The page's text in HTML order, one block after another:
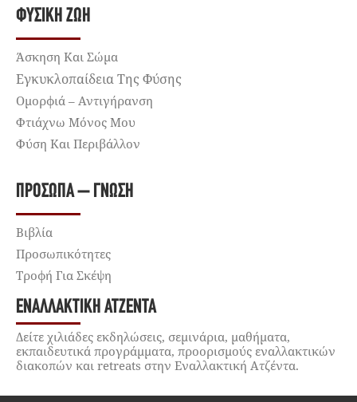
ΦΥΣΙΚΉ ΖΩΉ
Άσκηση Και Σώμα
Εγκυκλοπαίδεια Της Φύσης
Ομορφιά – Αντιγήρανση
Φτιάχνω Μόνος Μου
Φύση Και Περιβάλλον
ΠΡΌΣΩΠΑ – ΓΝΏΣΗ
Βιβλία
Προσωπικότητες
Τροφή Για Σκέψη
ΕΝΑΛΛΑΚΤΙΚΉ ΑΤΖΈΝΤΑ
Δείτε χιλιάδες εκδηλώσεις, σεμινάρια, μαθήματα,
εκπαιδευτικά προγράμματα, προορισμούς εναλλακτικών
διακοπών και retreats στην Εναλλακτική Ατζέντα.